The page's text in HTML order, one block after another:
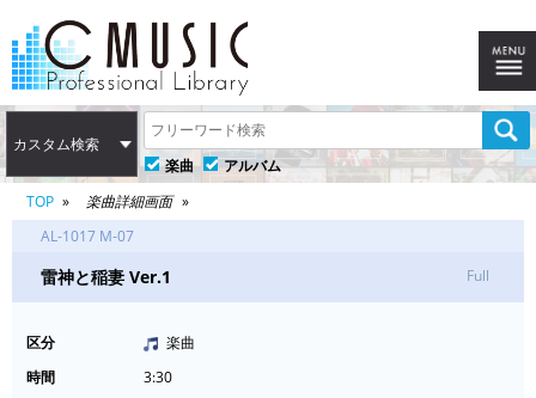
カスタム検索
楽曲
アルバム
TOP
楽曲詳細画面
AL-1017 M-07
雷神と稲妻 Ver.1 Full
区分
楽曲
時間
3:30